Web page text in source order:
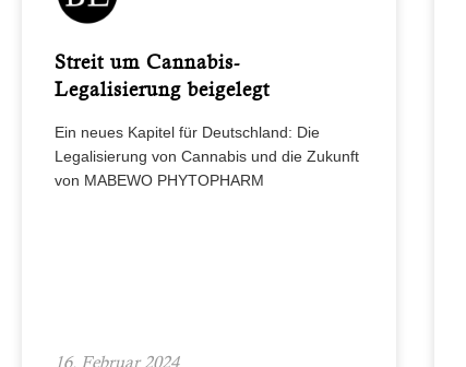
Streit um Cannabis-
Legalisierung beigelegt
Ein neues Kapitel für Deutschland: Die
Legalisierung von Cannabis und die Zukunft
von MABEWO PHYTOPHARM
16. Februar 2024